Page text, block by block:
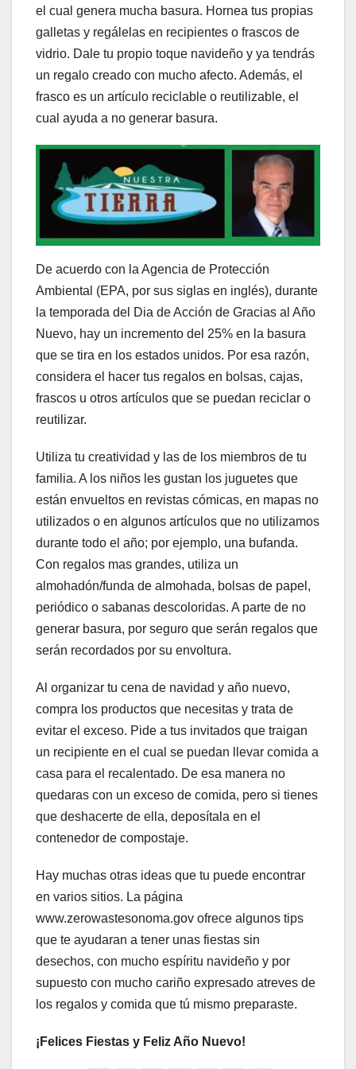
el cual genera mucha basura. Hornea tus propias
galletas y regálelas en recipientes o frascos de
vidrio. Dale tu propio toque navideño y ya tendrás
un regalo creado con mucho afecto. Además, el
frasco es un artículo reciclable o reutilizable, el
cual ayuda a no generar basura.
De acuerdo con la Agencia de Protección
Ambiental (EPA, por sus siglas en inglés), durante
la temporada del Dia de Acción de Gracias al Año
Nuevo, hay un incremento del 25% en la basura
que se tira en los estados unidos. Por esa razón,
considera el hacer tus regalos en bolsas, cajas,
frascos u otros artículos que se puedan reciclar o
reutilizar.
Utiliza tu creatividad y las de los miembros de tu
familia. A los niños les gustan los juguetes que
están envueltos en revistas cómicas, en mapas no
utilizados o en algunos artículos que no utilizamos
durante todo el año; por ejemplo, una bufanda.
Con regalos mas grandes, utiliza un
almohadón/funda de almohada, bolsas de papel,
periódico o sabanas descoloridas. A parte de no
generar basura, por seguro que serán regalos que
serán recordados por su envoltura.
Al organizar tu cena de navidad y año nuevo,
compra los productos que necesitas y trata de
evitar el exceso. Pide a tus invitados que traigan
un recipiente en el cual se puedan llevar comida a
casa para el recalentado. De esa manera no
quedaras con un exceso de comida, pero si tienes
que deshacerte de ella, deposítala en el
contenedor de compostaje.
Hay muchas otras ideas que tu puede encontrar
en varios sitios. La página
www.zerowastesonoma.gov ofrece algunos tips
que te ayudaran a tener unas fiestas sin
desechos, con mucho espíritu navideño y por
supuesto con mucho cariño expresado atreves de
los regalos y comida que tú mismo preparaste.
¡Felices Fiestas y Feliz Año Nuevo!